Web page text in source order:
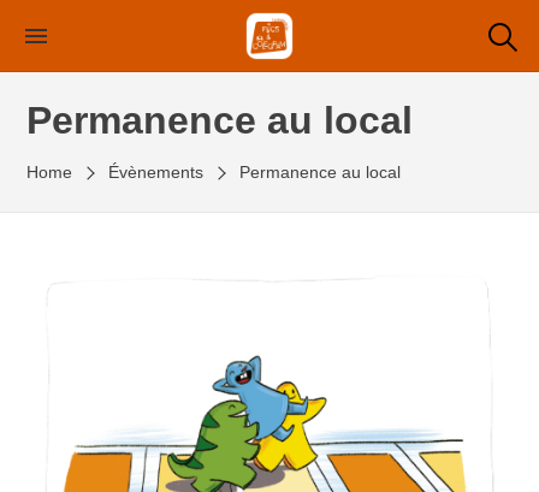
contentPermanence au local
Home Évènements Permanence au local